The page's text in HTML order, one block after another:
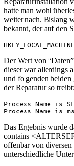
hatte man wohl
weiter nach. Bislang
bekannt, der auf den
Der Wert von
dieser war allerdings
und folgenden beiden
der Reparatur so treibt:
Process Name is
Process Name is
Das Ergebnis wurde
contains
offenbar von
unterschiedliche